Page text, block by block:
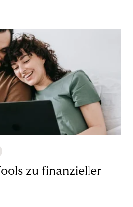
zu finanzieller